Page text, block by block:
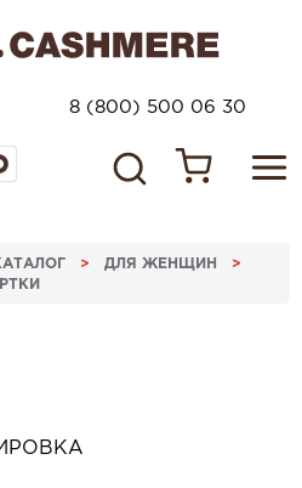
8 (800) 500 06 30
> ДЛЯ ЖЕНЩИН >